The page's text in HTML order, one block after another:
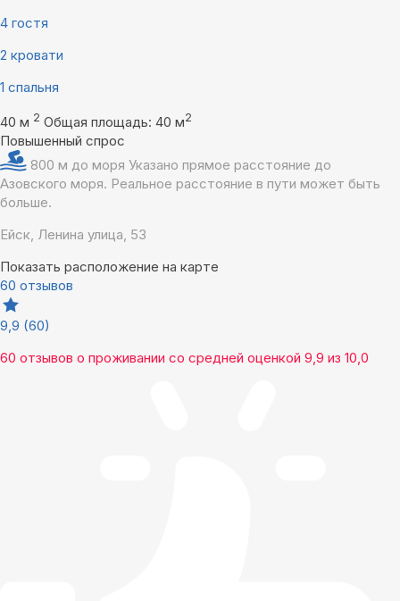
4 гостя
2 кровати
1 спальня
40 м 2 Общая площадь: 40 м2
Повышенный спрос
800 м до моря Указано прямое расстояние до
Азовского моря. Реальное расстояние в пути может быть
больше.
Ейск, Ленина улица, 53
Показать расположение на карте
60 отзывов
9,9 (60)
60 отзывов о проживании со средней оценкой 9,9 из 10,0